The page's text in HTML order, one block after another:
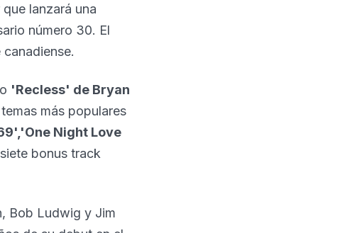
lanzará una
número 30. El
'Recless' de Bryan
más populares
Night Love
bonus track
Bob Ludwig y Jim